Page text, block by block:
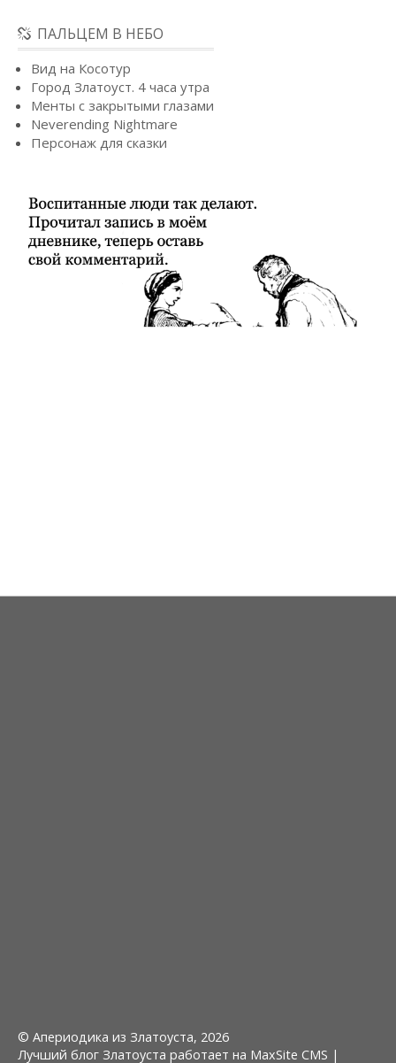
ПАЛЬЦЕМ В НЕБО
Вид на Косотур
Город Златоуст. 4 часа утра
Менты с закрытыми глазами
Neverending Nightmare
Персонаж для сказки
© Апериодика из Златоуста, 2026
Лучший блог Златоуста работает на MaxSite CMS |